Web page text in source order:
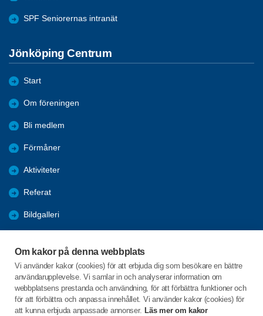
Om kakor på denna webbplats
Vi använder kakor (cookies) för att erbjuda dig som besökare en bättre
användarupplevelse. Vi samlar in och analyserar information om
webbplatsens prestanda och användning, för att förbättra funktioner och
för att förbättra och anpassa innehållet. Vi använder kakor (cookies) för
att kunna erbjuda anpassade annonser. Läs mer om kakor
SPF Seniorernas intranät
Jönköping Centrum
Start
Om föreningen
Bli medlem
Förmåner
Aktiviteter
Referat
Bildgalleri
Engagera DIG i vår förening